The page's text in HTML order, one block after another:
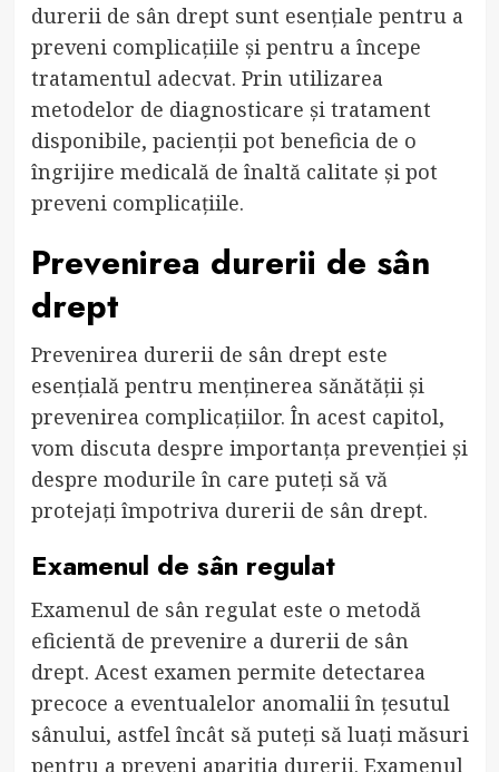
durerii de sân drept sunt esențiale pentru a
preveni complicațiile și pentru a începe
tratamentul adecvat. Prin utilizarea
metodelor de diagnosticare și tratament
disponibile, pacienții pot beneficia de o
îngrijire medicală de înaltă calitate și pot
preveni complicațiile.
Prevenirea durerii de sân
drept
Prevenirea durerii de sân drept este
esențială pentru menținerea sănătății și
prevenirea complicațiilor. În acest capitol,
vom discuta despre importanța prevenției și
despre modurile în care puteți să vă
protejați împotriva durerii de sân drept.
Examenul de sân regulat
Examenul de sân regulat este o metodă
eficientă de prevenire a durerii de sân
drept. Acest examen permite detectarea
precoce a eventualelor anomalii în țesutul
sânului, astfel încât să puteți să luați măsuri
pentru a preveni apariția durerii. Examenul